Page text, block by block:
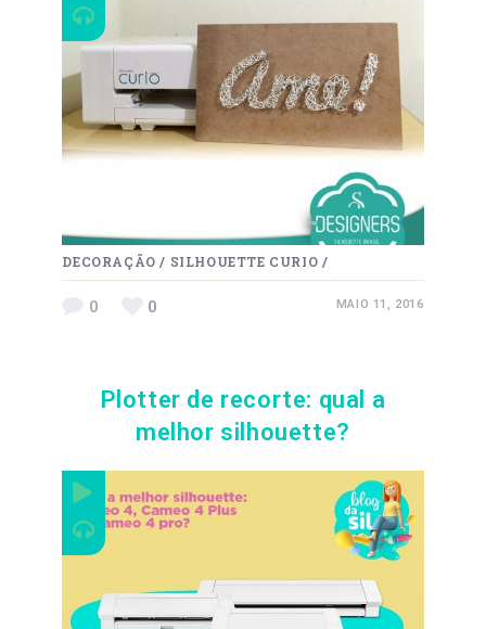
DECORAÇÃO / SILHOUETTE CURIO /
0 0 MAIO 11, 2016
Plotter de recorte: qual a
melhor silhouette?